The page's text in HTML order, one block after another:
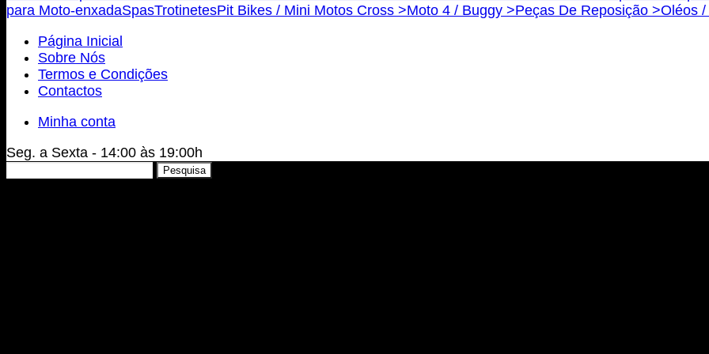
para Moto-enxadaSpasTrotinetesPit Bikes / Mini Motos Cross >Moto 4 / Buggy >Peças De Reposição >Oléos
Página Inicial
Sobre Nós
Termos e Condições
Contactos
Minha conta
Seg. a Sexta - 14:00 às 19:00h
Pesquisa